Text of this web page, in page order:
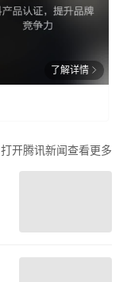
了解详情
打开腾讯新闻查看更多